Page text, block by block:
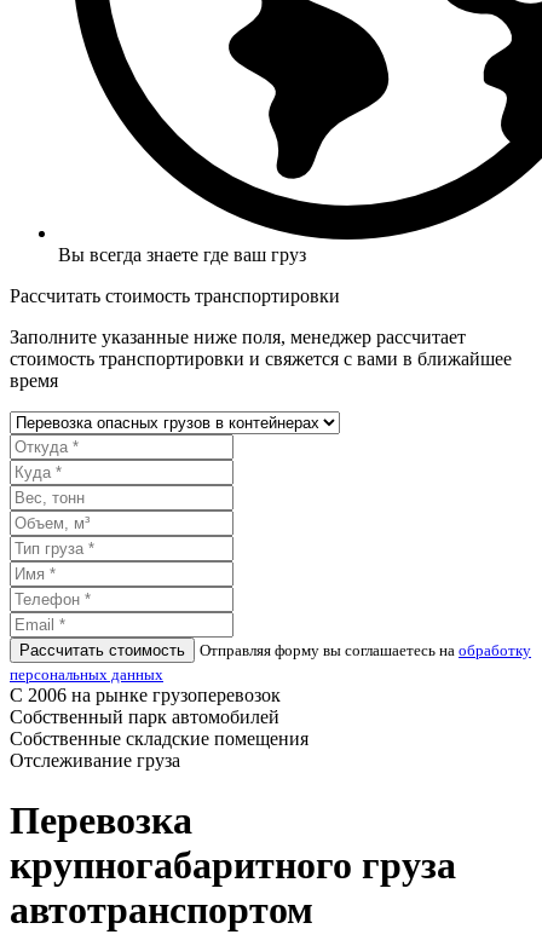
Вы всегда знаете где ваш груз
Рассчитать стоимость транспортировки
Заполните указанные ниже поля, менеджер рассчитает
стоимость транспортировки и свяжется с вами в ближайшее
время
Рассчитать стоимость Отправляя форму вы соглашаетесь на обработку
персональных данных
С 2006 на рынке грузоперевозок
Собственный парк автомобилей
Собственные складские помещения
Отслеживание груза
Перевозка
крупногабаритного груза
автотранспортом